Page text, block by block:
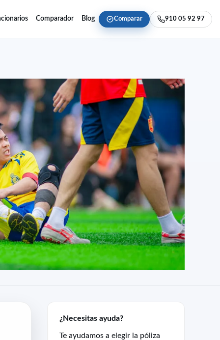
Comparador Blog Comparar 910 05 92 97
¿Necesitas ayuda?
Te ayudamos a elegir la póliza